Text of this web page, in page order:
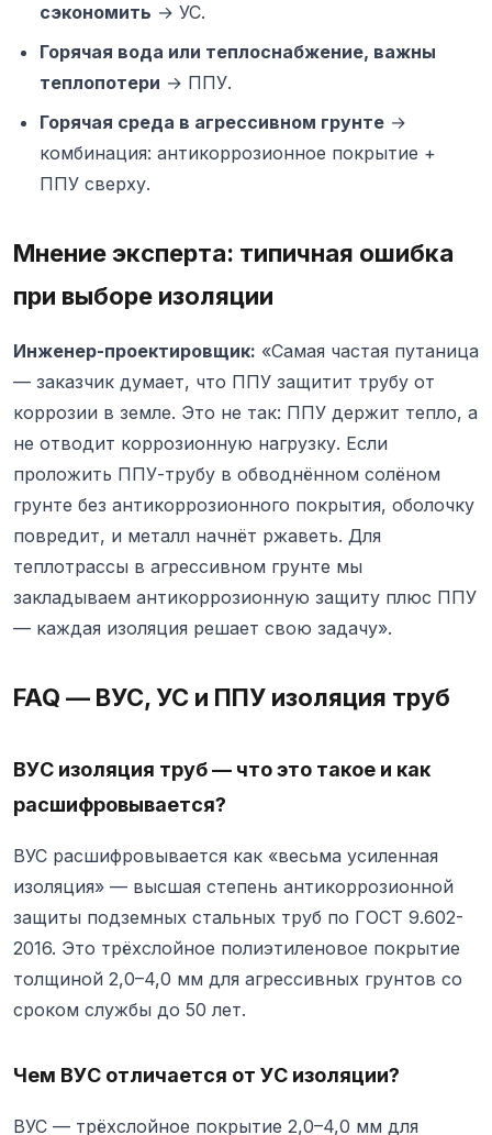
сэкономить → УС.
Горячая вода или теплоснабжение, важны
теплопотери → ППУ.
Горячая среда в агрессивном грунте →
комбинация: антикоррозионное покрытие +
ППУ сверху.
Мнение эксперта: типичная ошибка
при выборе изоляции
Инженер-проектировщик: «Самая частая путаница
— заказчик думает, что ППУ защитит трубу от
коррозии в земле. Это не так: ППУ держит тепло, а
не отводит коррозионную нагрузку. Если
проложить ППУ-трубу в обводнённом солёном
грунте без антикоррозионного покрытия, оболочку
повредит, и металл начнёт ржаветь. Для
теплотрассы в агрессивном грунте мы
закладываем антикоррозионную защиту плюс ППУ
— каждая изоляция решает свою задачу».
FAQ — ВУС, УС и ППУ изоляция труб
ВУС изоляция труб — что это такое и как
расшифровывается?
ВУС расшифровывается как «весьма усиленная
изоляция» — высшая степень антикоррозионной
защиты подземных стальных труб по ГОСТ 9.602-
2016. Это трёхслойное полиэтиленовое покрытие
толщиной 2,0–4,0 мм для агрессивных грунтов со
сроком службы до 50 лет.
Чем ВУС отличается от УС изоляции?
ВУС — трёхслойное покрытие 2,0–4,0 мм для